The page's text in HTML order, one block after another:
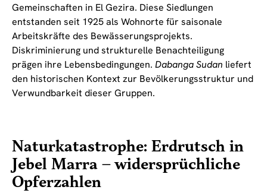
Gemeinschaften in El Gezira. Diese Siedlungen
entstanden seit 1925 als Wohnorte für saisonale
Arbeitskräfte des Bewässerungsprojekts.
Diskriminierung und strukturelle Benachteiligung
prägen ihre Lebensbedingungen. Dabanga Sudan liefert
den historischen Kontext zur Bevölkerungsstruktur und
Verwundbarkeit dieser Gruppen.
Naturkatastrophe: Erdrutsch in
Jebel Marra – widersprüchliche
Opferzahlen